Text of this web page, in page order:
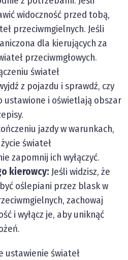
widoczność przed tobą,
przeciwmgielnych. Jeśli
dla kierujących za
przeciwmgłowych.
świateł
z pojazdu i sprawdź, czy
ustawione i oświetlają obszar
jazdy w warunkach,
świateł
zapomnij ich wyłączyć.
kierowcy: Jeśli widzisz, że
oślepiani przez blask w
zachowaj
i wyłącz je, aby uniknąć
ustawienie świateł